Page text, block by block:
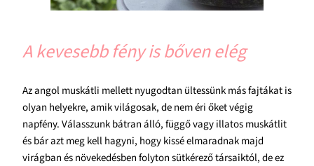
A kevesebb fény is bőven elég
Az angol muskátli mellett nyugodtan ültessünk más fajtákat is
olyan helyekre, amik világosak, de nem éri őket végig
napfény. Válasszunk bátran álló, függő vagy illatos muskátlit
és bár azt meg kell hagyni, hogy kissé elmaradnak majd
virágban és növekedésben folyton sütkérező társaiktól, de ez